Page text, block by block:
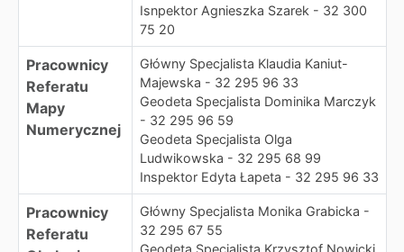
Isnpektor Agnieszka Szarek - 32 300
75 20
Pracownicy
Referatu
Mapy
Numerycznej
Główny Specjalista Klaudia Kaniut-
Majewska - 32 295 96 33
Geodeta Specjalista Dominika Marczyk
- 32 295 96 59
Geodeta Specjalista Olga
Ludwikowska - 32 295 68 99
Inspektor Edyta Łapeta - 32 295 96 33
Pracownicy
Referatu
Główny Specjalista Monika Grabicka -
32 295 67 55
Geodeta Specjalista Krzysztof Nowicki